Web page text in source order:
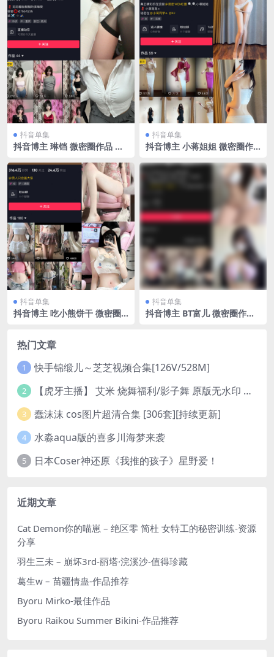
抖音单集
抖音博主 琳铛 微密圈作品 N
3.5.25
抖音单集
抖音博主 小蒋姐姐 微密圈作
抖音单集
抖音博主 吃小熊饼干 微密圈
抖音单集
抖音博主 BT富儿 微密圈作品
热门文章
1 快手锦缎儿～芝芝视频合集[126V/528M]
2 【虎牙主播】 艾米 烧舞福利/影子舞 原版无水印 （1v/130m）
3 蠢沫沫 cos图片超清合集 [306套][持续更新]
4 水淼aqua版的喜多川海梦来袭
5 日本Coser神还原《我推的孩子》星野爱！
近期文章
Cat Demon你的喵崽 – 绝区零 简杜 女特工的秘密训练-资源
分享
羽生三未 – 崩坏3rd-丽塔·浣溪沙-值得珍藏
葛生w – 苗疆情蛊-作品推荐
Byoru Mirko-最佳作品
Byoru Raikou Summer Bikini-作品推荐